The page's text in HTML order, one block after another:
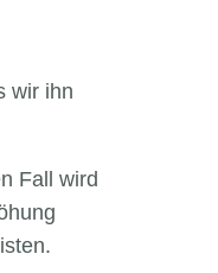
wir ihn
Fall wird